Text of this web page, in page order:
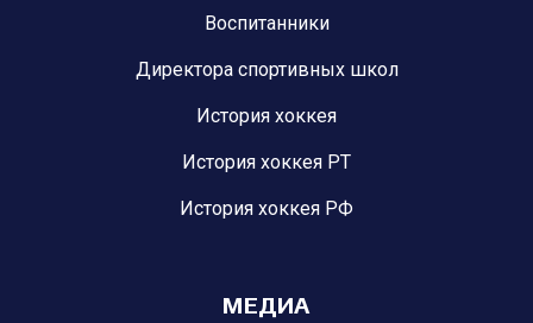
Воспитанники
Директора спортивных школ
История хоккея
История хоккея РТ
История хоккея РФ
МЕДИА